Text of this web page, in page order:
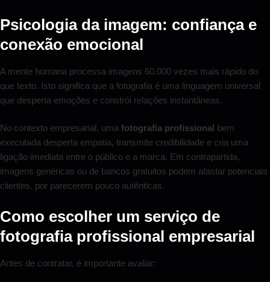
Psicologia da imagem: confiança e
conexão emocional
A mente humana processa imagens 60.000 vezes mais rápido do
que texto. Isto significa que a fotografia é uma linguagem universal
que desperta emoções e constrói relações instantâneas.
No contexto empresarial, uma fotografia profissional bem
executada desperta empatia, transmite credibilidade e cria uma
ligação imediata entre o público e a marca. Em contrapartida,
imagens genéricas ou de bancos gratuitos podem afastar potenciais
clientes, por parecerem pouco autênticas.
Como escolher um serviço de
fotografia profissional empresarial
Antes de contratar, é importante avaliar: